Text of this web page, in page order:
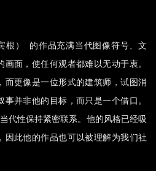
） 的作品充满当代图像符号、文
面，使任何观者都难以无动于衷。
而更像是一位形式的建筑师，试图消
并非他的目标，而只是一个借口。
代性保持紧密联系。他的风格已经吸
因此他的作品也可以被理解为我们社